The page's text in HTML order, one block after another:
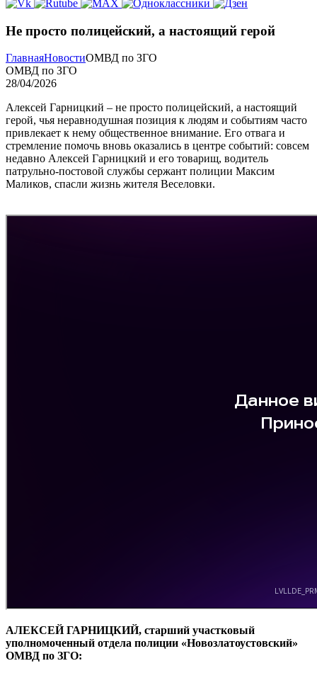
Не просто полицейский, а настоящий герой
ГлавнаяНовостиОМВД по ЗГО
ОМВД по ЗГО
28/04/2026
Алексей Гарницкий – не просто полицейский, а настоящий
герой, чья неравнодушная позиция к людям и событиям часто
привлекает к нему общественное внимание. Его отвага и
стремление помочь вновь оказались в центре событий: совсем
недавно Алексей Гарницкий и его товарищ, водитель
патрульно-постовой службы сержант полиции Максим
Маликов, спасли жизнь жителя Веселовки.
АЛЕКСЕЙ ГАРНИЦКИЙ, старший участковый
уполномоченный отдела полиции «Новозлатоустовский»
ОМВД по ЗГО: